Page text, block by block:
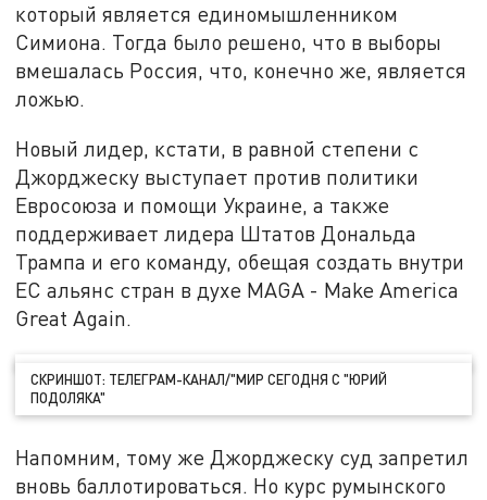
который является единомышленником
Симиона. Тогда было решено, что в выборы
вмешалась Россия, что, конечно же, является
ложью.
Новый лидер, кстати, в равной степени с
Джорджеску выступает против политики
Евросоюза и помощи Украине, а также
поддерживает лидера Штатов Дональда
Трампа и его команду, обещая создать внутри
ЕС альянс стран в духе MAGA - Make America
Great Again.
СКРИНШОТ: ТЕЛЕГРАМ-КАНАЛ/"МИР СЕГОДНЯ С "ЮРИЙ
ПОДОЛЯКА"
Напомним, тому же Джорджеску суд запретил
вновь баллотироваться. Но курс румынского